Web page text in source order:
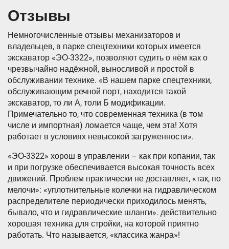
Отзывы
Немногочисленные отзывы механизаторов и
владельцев, в парке спецтехники которых имеется
экскаватор «ЭО-3322», позволяют судить о нём как о
чрезвычайно надёжной, выносливой и простой в
обслуживании технике. «В нашем парке спецтехники,
обслуживающим речной порт, находится такой
экскаватор, то ли А, толи Б модификации.
Примечательно то, что современная техника (в том
числе и импортная) ломается чаще, чем эта! Хотя
работает в условиях невысокой загруженности».
«ЭО-3322» хорош в управлении – как при копании, так
и при погрузке обеспечивается высокая точность всех
движений. Проблем практически не доставляет, «так, по
мелочи»: «уплотнительные колечки на гидравлическом
распределителе периодически приходилось менять,
бывало, что и гидравлические шланги». действительно
хорошая техника для стройки, на которой приятно
работать. Что называется, «классика жанра»!